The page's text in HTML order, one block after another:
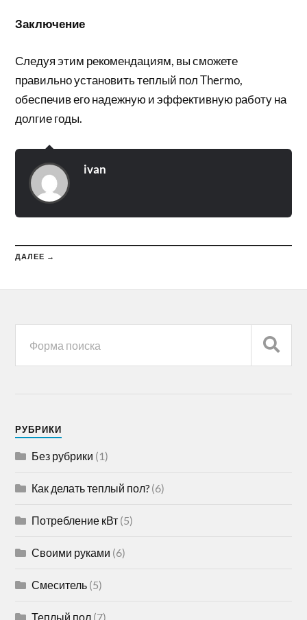
Заключение
Следуя этим рекомендациям, вы сможете
правильно установить теплый пол Thermo,
обеспечив его надежную и эффективную работу на
долгие годы.
ivan
ДАЛЕЕ →
РУБРИКИ
Без рубрики (1)
Как делать теплый пол? (6)
Потребление кВт (5)
Своими руками (6)
Смеситель (5)
Теплый пол (7)